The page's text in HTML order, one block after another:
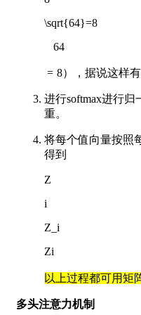
\sqrt{64}=8
64
= 8），据说这样
进行softmax进行
重。
将每个值向量按照
得到
Z
i
Z_i
Zi
以上过程都可用矩
多头注意力机制